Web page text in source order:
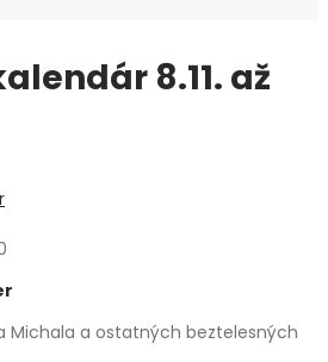
8.11. až
Michala a ostatných beztelesných